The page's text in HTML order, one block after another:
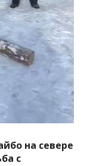
на севере
с